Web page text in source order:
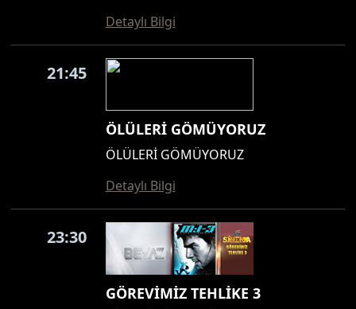
Detaylı Bilgi
21:45
ÖLÜLERİ GÖMÜYORUZ
ÖLÜLERİ GÖMÜYORUZ
Detaylı Bilgi
23:30
GÖREVİMİZ TEHLİKE 3